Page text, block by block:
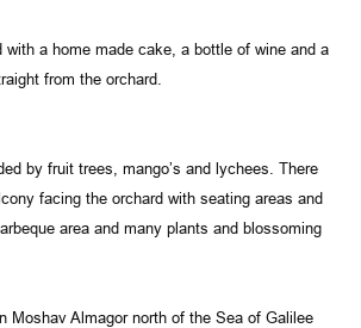
with a home made cake, a bottle of wine and a
from the orchard.
by fruit trees, mango’s and lychees. There
facing the orchard with seating areas and
area and many plants and blossoming
Moshav Almagor north of the Sea of Galilee